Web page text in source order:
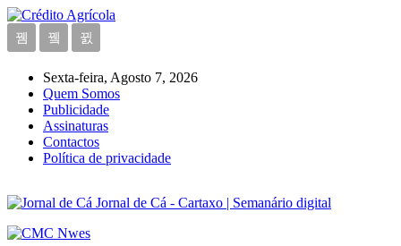
Sexta-feira, Agosto 7, 2026
Quem Somos
Publicidade
Assinaturas
Contactos
Política de privacidade
Jornal de Cá - Cartaxo | Semanário digital